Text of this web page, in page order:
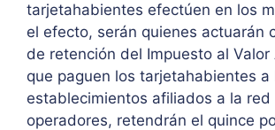
tarjetahabientes efectúen en los
el efecto, serán quienes actuarán
de retención del Impuesto al Valor
que paguen los tarjetahabientes a
establecimientos afiliados a la red
operadores, retendrán el quince